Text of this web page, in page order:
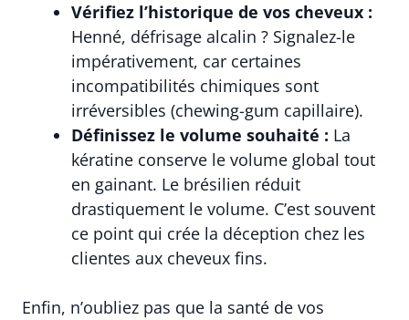
Vérifiez l’historique de vos cheveux :
Henné, défrisage alcalin ? Signalez-le
impérativement, car certaines
incompatibilités chimiques sont
irréversibles (chewing-gum capillaire).
Définissez le volume souhaité : La
kératine conserve le volume global tout
en gainant. Le brésilien réduit
drastiquement le volume. C’est souvent
ce point qui crée la déception chez les
clientes aux cheveux fins.
Enfin, n’oubliez pas que la santé de vos